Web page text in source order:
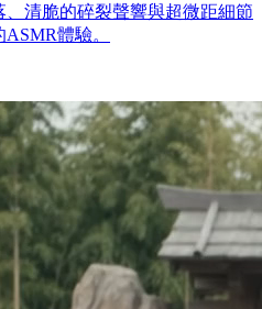
清脆的碎裂聲響與超微距細節
體驗。